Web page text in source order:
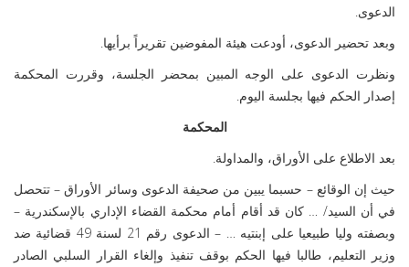
الدعوى.
وبعد تحضير الدعوى، أودعت هيئة المفوضين تقريراً برأيها.
ونظرت الدعوى على الوجه المبين بمحضر الجلسة، وقررت المحكمة
إصدار الحكم فيها بجلسة اليوم.
المحكمة
بعد الاطلاع على الأوراق، والمداولة.
حيث إن الوقائع – حسبما يبين من صحيفة الدعوى وسائر الأوراق – تتحصل
في أن السيد/ … كان قد أقام أمام محكمة القضاء الإداري بالإسكندرية –
وبصفته وليا طبيعيا على إبنتيه … – الدعوى رقم 21 لسنة 49 قضائية ضد
وزير التعليم، طالبا فيها الحكم بوقف تنفيذ وإلغاء القرار السلبي الصادر